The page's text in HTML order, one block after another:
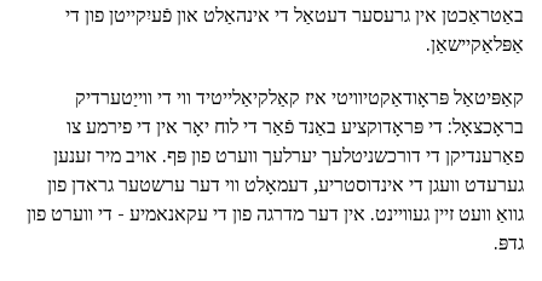
באַטראַכטן אין גרעסער דעטאַל די אינהאַלט און פֿעיִקייטן פון די
אַפּלאַקיישאַן.
קאַפּיטאַל פּראָודאַקטיוויטי איז קאַלקיאַלייטיד ווי די ווייַטערדיק
בראָכצאָל: די פּראָדוקציע באַנד פֿאַר די לוח יאָר אין די פירמע צו
פאַרענדיקן די דורכשניטלעך יערלעך ווערט פון פּף. אויב מיר זענען
גערעדט וועגן די אינדוסטריע, דעמאָלט ווי דער ערשטער גראדן פון
גוואַ וועט זיין געוויינט. אין דער מדרגה פון די עקאנאמיע - די ווערט פון
גדפּ.